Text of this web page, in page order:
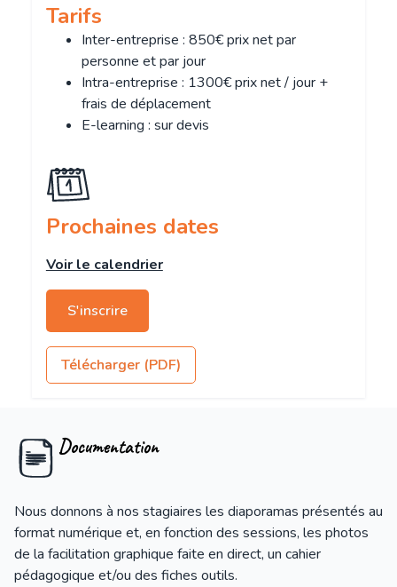
Tarifs
Inter-entreprise : 850€ prix net par
personne et par jour
Intra-entreprise : 1300€ prix net / jour +
frais de déplacement
E-learning : sur devis
Prochaines dates
Voir le calendrier
S'inscrire
Télécharger (PDF)
Documentation
Nous donnons à nos stagiaires les diaporamas présentés au
format numérique et, en fonction des sessions, les photos
de la facilitation graphique faite en direct, un cahier
pédagogique et/ou des fiches outils.